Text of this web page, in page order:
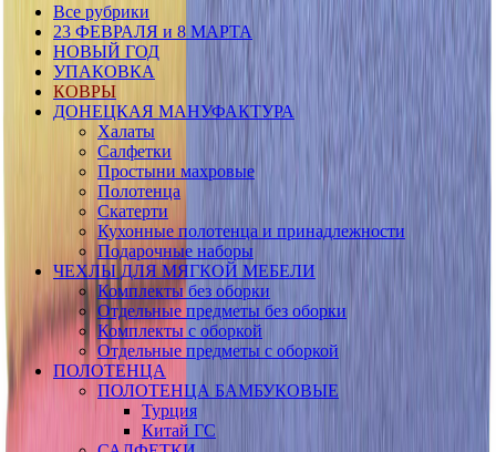
Все рубрики
23 ФЕВРАЛЯ и 8 МАРТА
НОВЫЙ ГОД
УПАКОВКА
КОВРЫ
ДОНЕЦКАЯ МАНУФАКТУРА
Халаты
Салфетки
Простыни махровые
Полотенца
Скатерти
Кухонные полотенца и принадлежности
Подарочные наборы
ЧЕХЛЫ ДЛЯ МЯГКОЙ МЕБЕЛИ
Комплекты без оборки
Отдельные предметы без оборки
Комплекты с оборкой
Отдельные предметы с оборкой
ПОЛОТЕНЦА
ПОЛОТЕНЦА БАМБУКОВЫЕ
Турция
Китай ГС